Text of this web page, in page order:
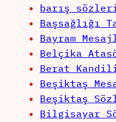
barış
Başsağlığı
Bayram
Belçika
Berat
Beşiktaş
Beşiktaş
Bilgisayar